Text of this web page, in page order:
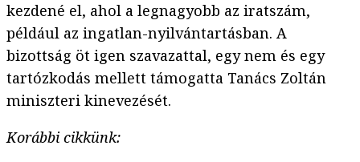
kezdené el, ahol a legnagyobb az iratszám,
például az ingatlan-nyilvántartásban. A
bizottság öt igen szavazattal, egy nem és egy
tartózkodás mellett támogatta Tanács Zoltán
miniszteri kinevezését.
Korábbi cikkünk: